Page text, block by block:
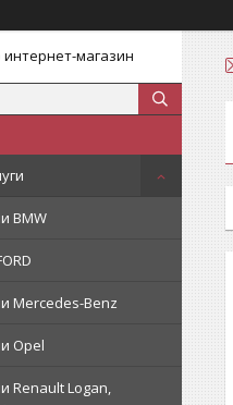
интернет-магазин
BMW
Mercedes-Benz
Opel
Renault Logan,